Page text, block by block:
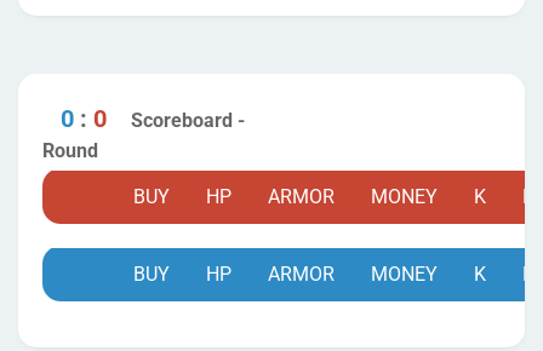
0 : 0
Scoreboard -
Round
BUY
HP ARMOR MONEY K D
BUY HP ARMOR MONEY K D